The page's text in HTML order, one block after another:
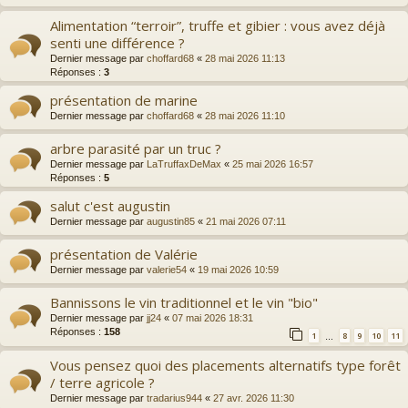
Alimentation “terroir”, truffe et gibier : vous avez déjà
senti une différence ?
Dernier message par choffard68 « 28 mai 2026 11:13
Réponses : 3
présentation de marine
Dernier message par choffard68 « 28 mai 2026 11:10
arbre parasité par un truc ?
Dernier message par LaTruffaxDeMax « 25 mai 2026 16:57
Réponses : 5
salut c'est augustin
Dernier message par augustin85 « 21 mai 2026 07:11
présentation de Valérie
Dernier message par valerie54 « 19 mai 2026 10:59
Bannissons le vin traditionnel et le vin "bio"
Dernier message par jj24 « 07 mai 2026 18:31
Réponses : 158 1 … 8 9 10 11
Vous pensez quoi des placements alternatifs type forêt
/ terre agricole ?
Dernier message par tradarius944 « 27 avr. 2026 11:30